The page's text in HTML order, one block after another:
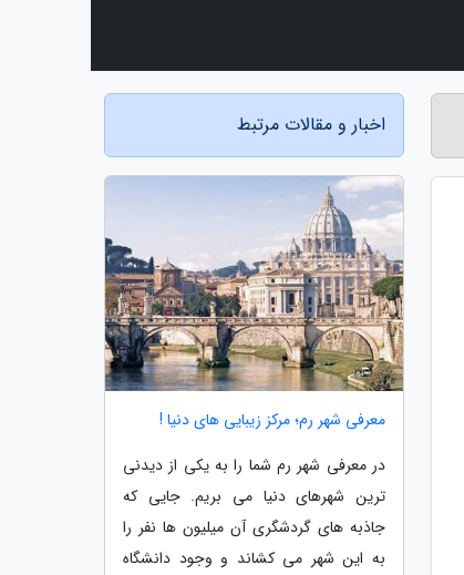
اخبار و مقالات مرتبط
معرفی شهر رم؛ مرکز زیبایی های دنیا !
در معرفی شهر رم شما را به یکی از دیدنی
ترین شهرهای دنیا می بریم. جایی که
جاذبه های گردشگری آن میلیون ها نفر را
به این شهر می کشاند و وجود دانشگاه